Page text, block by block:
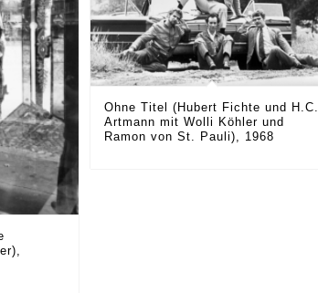
Ohne Titel (Hubert Fichte und H.C.
Artmann mit Wolli Köhler und
Ramon von St. Pauli), 1968